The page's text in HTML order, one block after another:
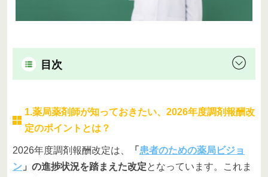
目次
1.薬局薬剤師が知っておきたい、2026年度調剤報酬改
定のポイントとは？
2026年度調剤報酬改定は、 「 患者のための薬局ビジョ
ン 」の進捗状況を踏まえた改定となっています。これま